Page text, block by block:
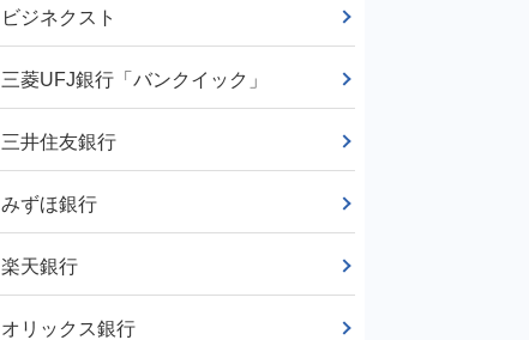
ビジネクスト
三菱UFJ銀行「バンクイック」
三井住友銀行
みずほ銀行
楽天銀行
オリックス銀行